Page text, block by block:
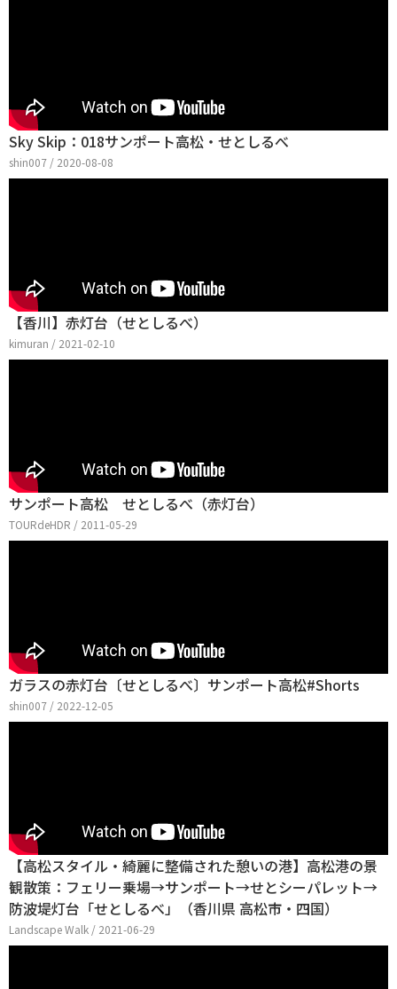
Sky Skip：018サンポート高松・せとしるべ
shin007 / 2020-08-08
【香川】赤灯台（せとしるべ）
kimuran / 2021-02-10
サンポート高松 せとしるべ（赤灯台）
TOURdeHDR / 2011-05-29
ガラスの赤灯台〔せとしるべ〕サンポート高松#Shorts
shin007 / 2022-12-05
【高松スタイル・綺麗に整備された憩いの港】高松港の景
観散策：フェリー乗場→サンポート→せとシーパレット→
防波堤灯台「せとしるべ」（香川県 高松市・四国）
Landscape Walk / 2021-06-29